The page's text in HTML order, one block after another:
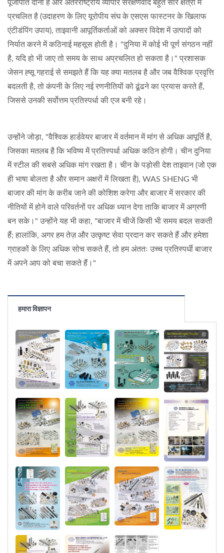
पूंजीपति दोनों है और अंतरराष्ट्रीय व्यापार संरक्षणवाद बहुत सारे क्षेत्रों में
प्रचलित है (उदाहरण के लिए यूरोपीय संघ के एसएस फास्टनर के खिलाफ
एंटीडंपिंग उपाय), ताइवानी आपूर्तिकर्ताओं को अक्सर विदेश में उत्पादों को
निर्यात करने में कठिनाई महसूस होती है। "दुनिया में कोई भी पूर्ण संगठन नहीं
है, यदि हो भी जाए तो समय के साथ अप्रचलित हो सकता है।" प्रशासक
जेसन ह्सू गहराई से समझते हैं कि यह क्या मतलब है और जब वैश्विक प्रवृत्ति
बदलती है, तो कंपनी के लिए नई रणनीतियों को ढूंढने का प्रयास करते हैं,
जिससे उनकी सर्वोत्तम प्रतिस्पर्धा की एज बनी रहे।
उन्होंने जोड़ा, "वैश्विक हार्डवेयर बाजार में वर्तमान में मांग से अधिक आपूर्ति है,
जिसका मतलब है कि भविष्य में प्रतिस्पर्धा अधिक कठिन होगी। चीन दुनिया
में स्टील की सबसे अधिक मांग रखता है। चीन के पड़ोसी देश ताइवान (जो एक
ही भाषा बोलता है और समान अक्षरों में लिखता है), WAS SHENG भी
बाजार की मांग के करीब जाने की कोशिश करेगा और बाजार में सरकार की
नीतियों में होने वाले परिवर्तनों पर अधिक ध्यान देगा ताकि बाजार में अग्रणी
बन सके।" उन्होंने यह भी कहा, "बाजार में चीजें किसी भी समय बदल सकती
हैं; हालांकि, अगर हम तेज़ और उत्कृष्ट सेवा प्रदान कर सकते हैं और हमेशा
ग्राहकों के लिए अधिक सोच सकते हैं, तो हम अंततः उच्च प्रतिस्पर्धी बाजार
में अपने आप को बचा सकते हैं।"
हमारा विज्ञापन